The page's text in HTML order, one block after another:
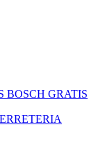
BOSCH GRATIS